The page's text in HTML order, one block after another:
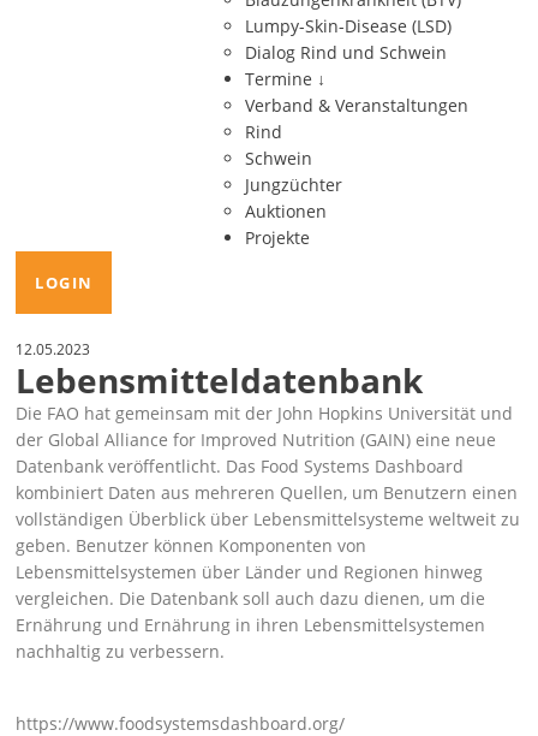
Lumpy-Skin-Disease (LSD)
Dialog Rind und Schwein
Termine ↓
Verband & Veranstaltungen
Rind
Schwein
Jungzüchter
Auktionen
Projekte
LOGIN
12.05.2023
Lebensmitteldatenbank
Die FAO hat gemeinsam mit der John Hopkins Universität und
der Global Alliance for Improved Nutrition (GAIN) eine neue
Datenbank veröffentlicht. Das Food Systems Dashboard
kombiniert Daten aus mehreren Quellen, um Benutzern einen
vollständigen Überblick über Lebensmittelsysteme weltweit zu
geben. Benutzer können Komponenten von
Lebensmittelsystemen über Länder und Regionen hinweg
vergleichen. Die Datenbank soll auch dazu dienen, um die
Ernährung und Ernährung in ihren Lebensmittelsystemen
nachhaltig zu verbessern.
https://www.foodsystemsdashboard.org/